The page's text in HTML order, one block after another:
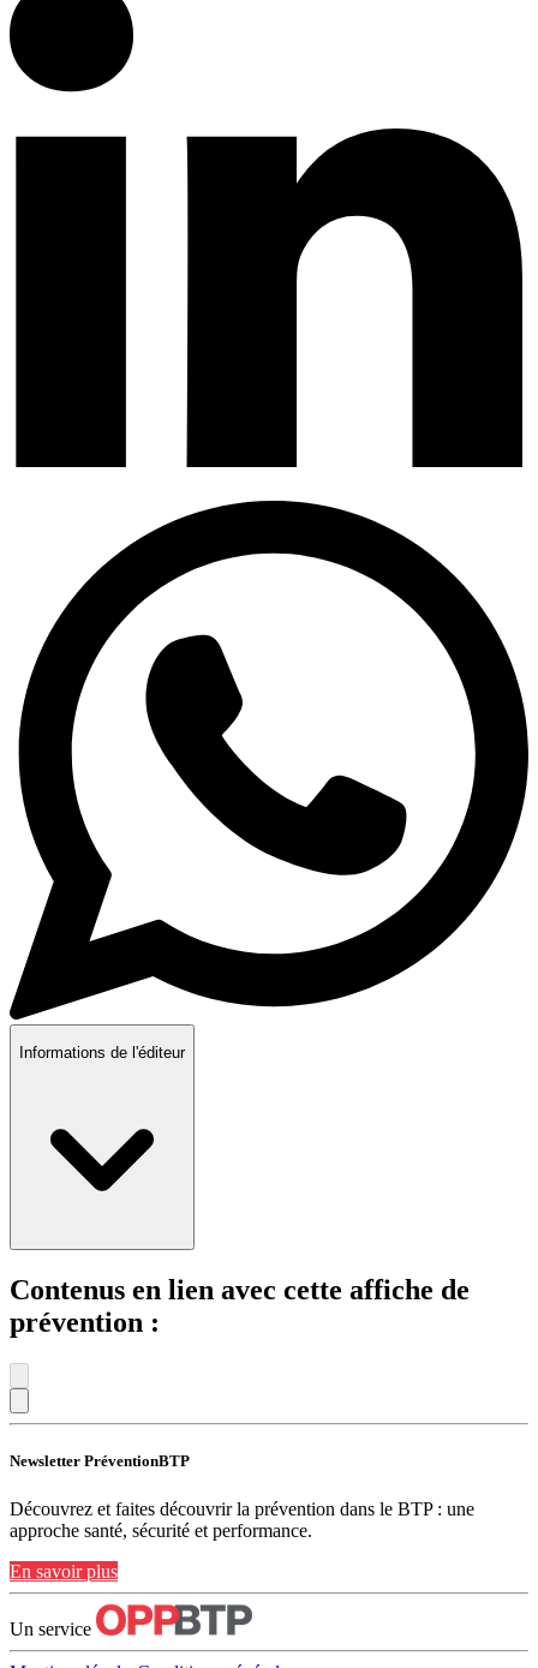
Informations de l'éditeur
Contenus en lien avec cette affiche de
prévention :
Newsletter PréventionBTP
Découvrez et faites découvrir la prévention dans le BTP : une
approche santé, sécurité et performance.
En savoir plus
Un service